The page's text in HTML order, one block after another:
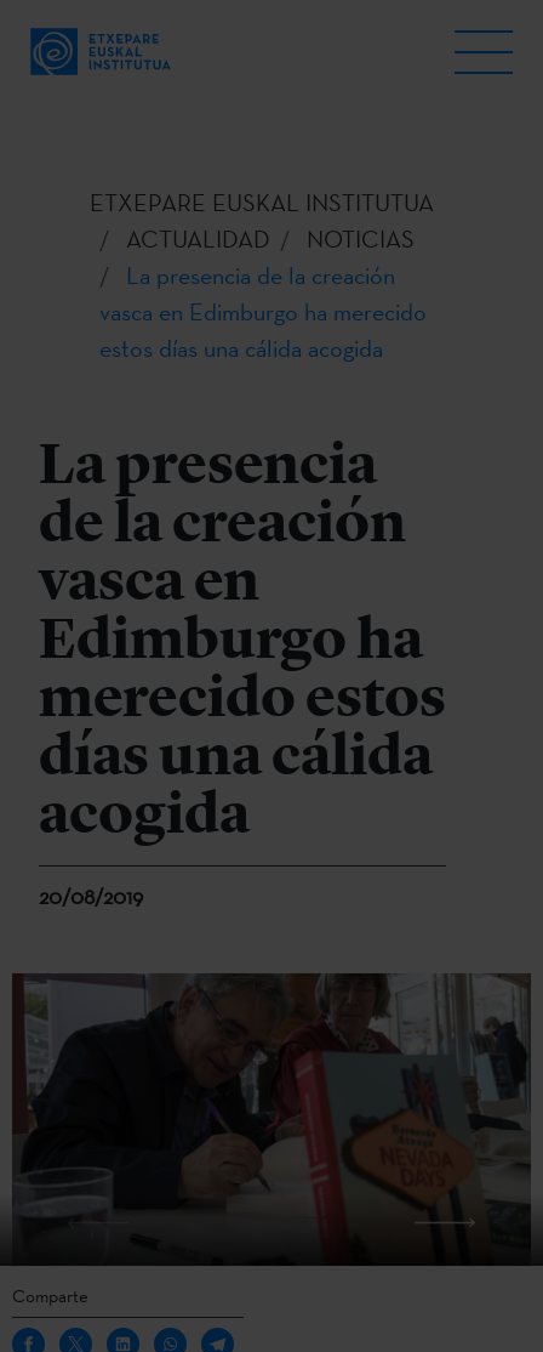
ETXEPARE EUSKAL INSTITUTUA
ACTUALIDAD
NOTICIAS
La presencia de la creación
vasca en Edimburgo ha merecido
estos días una cálida acogida
La presencia
de la creación
vasca en
Edimburgo ha
merecido estos
días una cálida
acogida
20/08/2019
Comparte